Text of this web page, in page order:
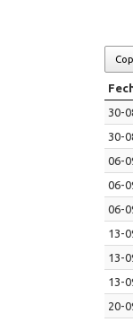
30-
30-
06-
06-
06-
13-
13-
13-
20-